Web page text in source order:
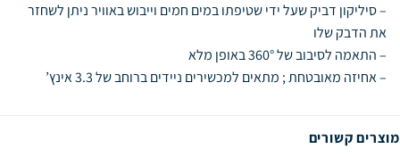
– סיליקון דביק שעל ידי שטיפתו במים חמים וייבוש באוויר ניתן לשחזר
את הדבק שלו
– התאמה לסיבוב של 360° באופן מלא
– אחיזה מאובטחת ; מתאים למכשירים ניידים ברוחב של 3.3 אי
נץ’
מוצרים קשורים